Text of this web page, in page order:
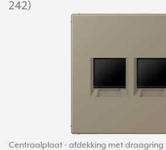
242)
Centraalplaat - afdekking met draagring